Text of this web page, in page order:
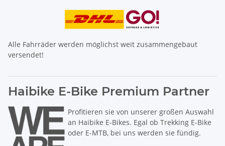
Alle Fahrräder werden möglichst weit zusammengebaut
versendet!
Haibike E-Bike Premium Partner
Profitieren sie von unserer großen Auswahl
an Haibike E-Bikes. Egal ob Trekking E-Bike
oder E-MTB, bei uns werden sie fündig.